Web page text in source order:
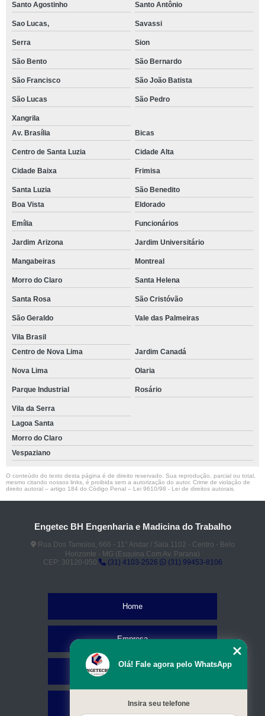
Santo Agostinho Santo Antônio
Sao Lucas, Savassi
Serra Sion
São Bento São Bernardo
São Francisco São João Batista
São Lucas São Pedro
Xangrila
Av. Brasília
Bicas
Centro de Santa Luzia Cidade Alta
Cidade Baixa Frimisa
Santa Luzia
São Benedito
Boa Vista
Eldorado
Emília Funcionários
Jardim Arizona Jardim Universitário
Mangabeiras Montreal
Morro do Claro Santa Helena
Santa Rosa São Cristóvão
São Geraldo Vale das Palmeiras
Vila Brasil
Centro de Nova Lima
Jardim Canadá
Nova Lima Olaria
Parque Industrial Rosário
Vila da Serra
Lagoa Santa
Morro do Claro
Vespaziano
O conteúdo do texto desta página é de direito reservado. Sua reprodução, parcial ou total,
mesmo citando nossos links, é proibida sem a autorização do autor. Crime de violação de
direito autoral – artigo 184 do Código Penal – Lei 9610/98 - Lei de direitos autorais
Engetec BH Engenharia e Madicina do Trabalho
Rua Dos Tamoios, 666 - 11° Andar / Sala 1102 - Centro - Belo
Horizonte - MG (Esquina Com Av. Parana)
CEP: 30120-050
(31) 4103-2526 (31) 99453-8106
Home
Empresa
Serviços
Olá! Fale agora pelo WhatsApp
Insira seu telefone